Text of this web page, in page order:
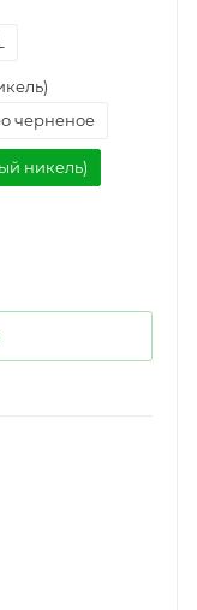
черненое
никель)